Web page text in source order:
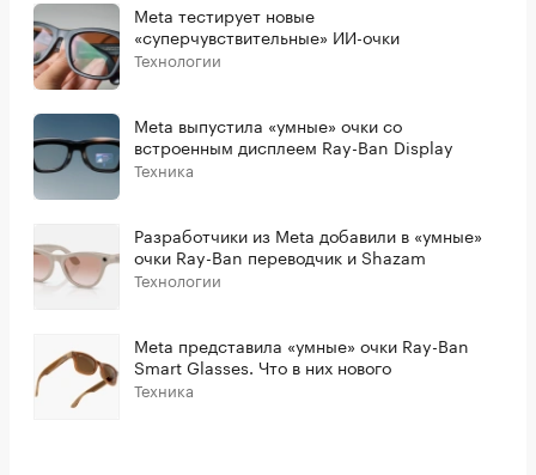
Meta тестирует новые
«суперчувствительные» ИИ-очки
Технологии
Meta выпустила «умные» очки со
встроенным дисплеем Ray-Ban Display
Техника
Разработчики из Meta добавили в «умные»
очки Ray-Ban переводчик и Shazam
Технологии
Meta представила «умные» очки Ray-Ban
Smart Glasses. Что в них нового
Техника